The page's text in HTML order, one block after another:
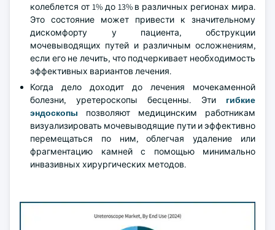
колеблется от 1% до 13% в различных регионах мира.
Это состояние может привести к значительному
дискомфорту у пациента, обструкции
мочевыводящих путей и различным осложнениям,
если его не лечить, что подчеркивает необходимость
эффективных вариантов лечения.
Когда дело доходит до лечения мочекаменной
болезни, уретероскопы бесценны. Эти гибкие
эндоскопы позволяют медицинским работникам
визуализировать мочевыводящие пути и эффективно
перемещаться по ним, облегчая удаление или
фрагментацию камней с помощью минимально
инвазивных хирургических методов.